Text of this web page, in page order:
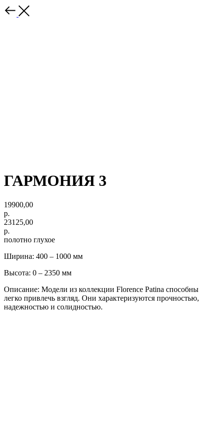
ГАРМОНИЯ 3
19900,00
р.
23125,00
р.
полотно глухое
Ширина: 400 – 1000 мм
Высота: 0 – 2350 мм
Описание: Модели из коллекции Florence Patina способны
легко привлечь взгляд. Они характеризуются прочностью,
надежностью и солидностью.